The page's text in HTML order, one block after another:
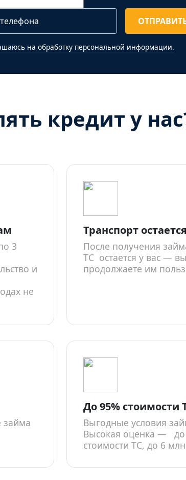
на обработку персональной информации.
кредит у
3
и
не
Транспорт
После получения
ТС остается у вас — вы
продолжаете им
До 95% стоимости
Выгодные условия
Высокая оценка — до
стоимости ТС, до 6